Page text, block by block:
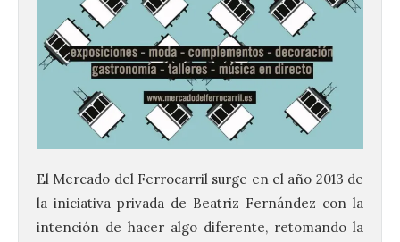
El Mercado del Ferrocarril surge en el año 2013 de
la iniciativa privada de Beatriz Fernández con la
intención de hacer algo diferente, retomando la